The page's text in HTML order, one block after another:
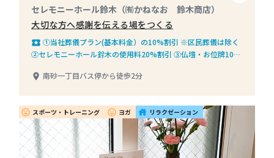
セレモニーホール鈴木（㈲かねなお 鈴木商店）
大切な方へ感謝を伝える場をつくる
local_play ①当社葬儀プラン(基本料金）の10%割引 ※区民葬儀は除く
②セレモニーホール鈴木の使用料20%割引 ③仏壇・お位牌10%
す
place 南砂一丁目バス停から徒歩2分
insert_emoticon スポーツ・トレーニング insert_emoticon ヨガ house リラクゼーション